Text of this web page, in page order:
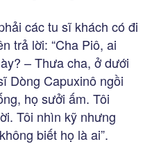
các tu sĩ khách có đi
trả lời: “Cha Piô, ai
– Thưa cha, ở dưới
Dòng Capuxinô ngồi
họ sưởi ấm. Tôi
Tôi nhìn kỹ nhưng
biết họ là ai”.